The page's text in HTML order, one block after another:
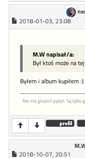
2018-01-03, 23:08
M.W napisał/a:
Był ktoś może na tej
Byłem i album kupiłem :)
Nie ma głupich pytań. Są tylko
2018-10-07, 20:51